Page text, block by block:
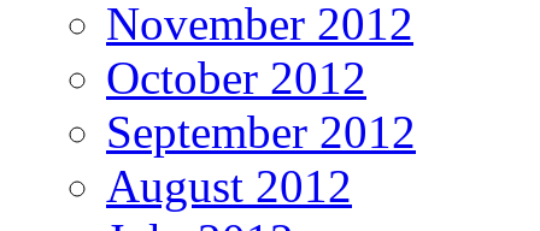
November 2012
October 2012
September 2012
August 2012